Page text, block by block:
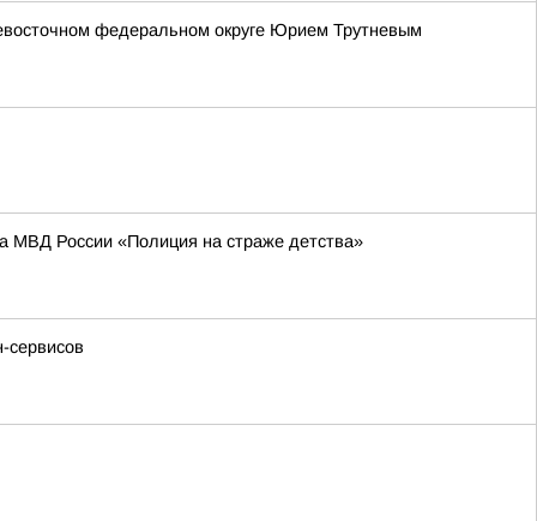
федеральном округе Юрием Трутневым
МВД России «Полиция на страже детства»
сервисов